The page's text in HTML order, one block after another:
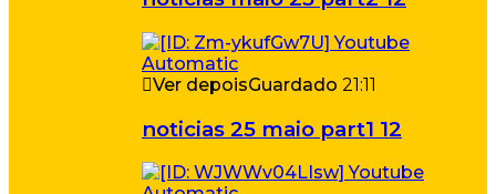
Ver depoisGuardado 21:11
noticias 25 maio part1 12